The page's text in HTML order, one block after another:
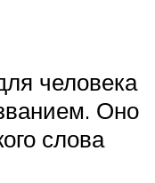
человека
Оно
слова